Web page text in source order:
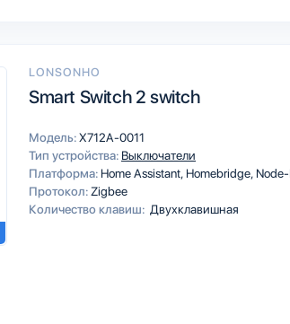
LONSONHO
Smart Switch 2 switch
Модель:X712A-0011
Тип устройства: Выключатели
Платформа: Home Assistant Homebridge
Протокол: Zigbee
Количество клавиш: Двухклавишная